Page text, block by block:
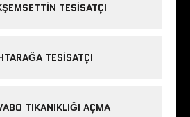
TESISATÇI
TESISATÇI
TIKANIKLIĞI AÇMA